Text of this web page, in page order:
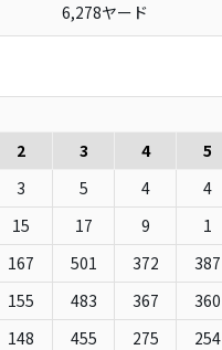
6,278ヤード
2 3 4 5
3 5 4 4
15 17 9 1
167 501 372 387
155 483 367 360
148 455 275 254